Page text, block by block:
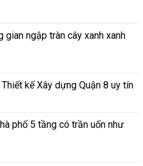
gian ngập tràn cây xanh xanh
kế Xây dựng Quận 8 uy tín
phố 5 tầng có trần uốn như